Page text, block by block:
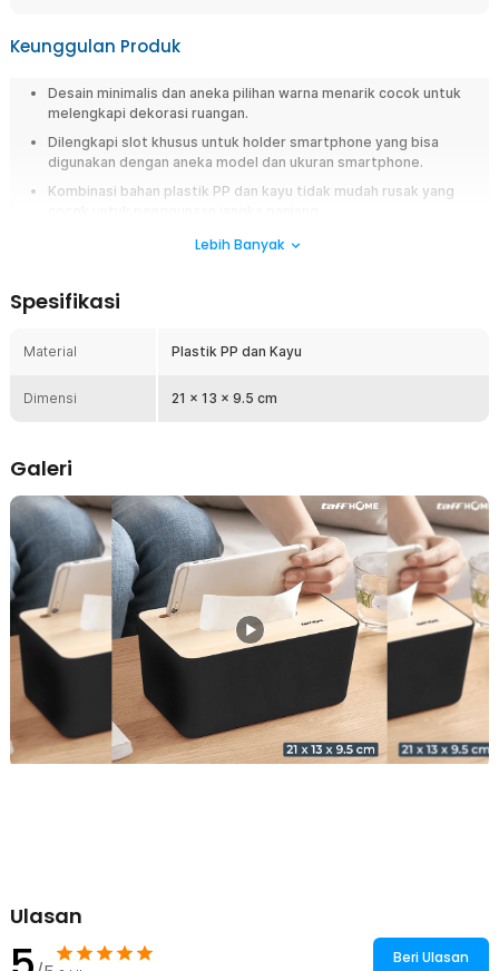
Keunggulan Produk
Desain minimalis dan aneka pilihan warna menarik cocok untuk
melengkapi dekorasi ruangan.
Dilengkapi slot khusus untuk holder smartphone yang bisa
digunakan dengan aneka model dan ukuran smartphone.
Kombinasi bahan plastik PP dan kayu tidak mudah rusak yang
tutup kayu elegan, dan material berkualitas. Praktis, estetis, cocok untuk
Kotak Tisu Multifungsi
Cocok untuk berbagai jenis ruangan di rumah.
Slot Smartphone
Dilengkapi slot khusus yang berfungsi sebagai stand smartphone.
Anda dapat meletakkan ponsel secara horizontal untuk menonton
video, melakukan video call, atau mengecek pesan sambil
beraktivitas tanpa perlu memegangnya. Fungsi tambahan ini
membuatnya lebih praktis dibanding kotak tisu biasa.
Desain Modern dan Estetis
Mengusung desain minimalis dengan tutup kayu alami yang
memberi kesan mewah. Perpaduan warna netral dan tekstur kayu
membuatnya serasi dengan berbagai gaya interior, dari klasik
hingga kontemporer.
Material Berkualitas
smartphone.
Lebih Banyak
Spesifikasi
Material Plastik PP dan Kayu
Dimensi 21 x 13 x 9.5 cm
Galeri
Ulasan
Beri Ulasan